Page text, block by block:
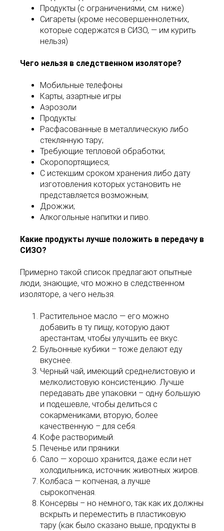
Продукты (с ограничениями, см. ниже)
Сигареты (кроме несовершеннолетних,
которые содержатся в СИЗО, ― им курить
нельзя)
Чего нельзя в следственном изоляторе?
Мобильные телефоны
Карты, азартные игры
Аэрозоли
Продукты:
Расфасованные в металлическую либо
стеклянную тару;
Требующие тепловой обработки;
Скоропортящиеся;
С истекшим сроком хранения либо дату
изготовления которых установить не
представляется возможным;
Дрожжи;
Алкогольные напитки и пиво.
Какие продукты лучше положить в передачу в
СИЗО?
Примерно такой список предлагают опытные
люди, знающие, что можно в следственном
изоляторе, а чего нельзя.
Растительное масло ― его можно
добавить в ту пищу, которую дают
арестантам, чтобы улучшить ее вкус.
Бульонные кубики – тоже делают еду
вкуснее.
Черный чай, имеющий среднелистовую и
мелколистовую консистенцию. Лучше
передавать две упаковки – одну большую
и подешевле, чтобы делиться с
сокармениками, вторую, более
качественную – для себя.
Кофе растворимый.
Печенье или пряники.
Сало ― хорошо хранится, даже если нет
холодильника, источник животных жиров.
Колбаса ― копченая, а лучше
сырокопченая.
Консервы – но немного, так как их должны
вскрыть и переместить в пластиковую
тару (как было сказано выше, продукты в